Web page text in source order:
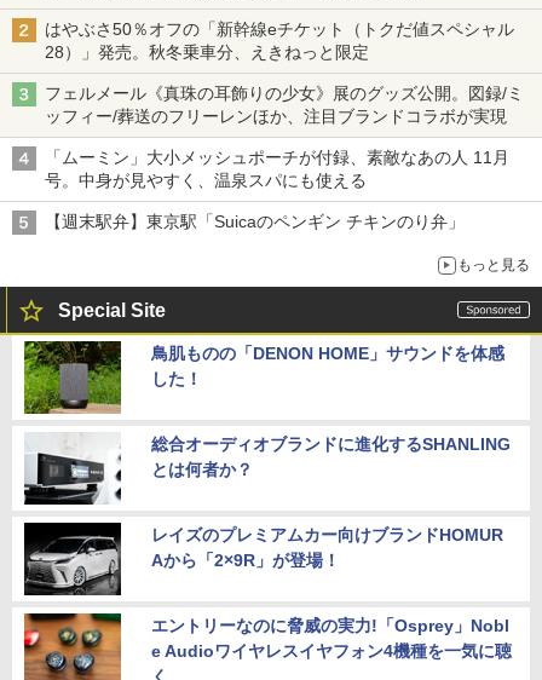
はやぶさ50％オフの「新幹線eチケット（トクだ値スペシャル
28）」発売。秋冬乗車分、えきねっと限定
フェルメール《真珠の耳飾りの少女》展のグッズ公開。図録/ミ
ッフィー/葬送のフリーレンほか、注目ブランドコラボが実現
「ムーミン」大小メッシュポーチが付録、素敵なあの人 11月
号。中身が見やすく、温泉スパにも使える
【週末駅弁】東京駅「Suicaのペンギン チキンのり弁」
もっと見る
Special Site
鳥肌ものの「DENON HOME」サウンドを体感
した！
総合オーディオブランドに進化するSHANLING
とは何者か？
レイズのプレミアムカー向けブランドHOMUR
Aから「2×9R」が登場！
エントリーなのに脅威の実力!「Osprey」Nobl
e Audioワイヤレスイヤフォン4機種を一気に聴